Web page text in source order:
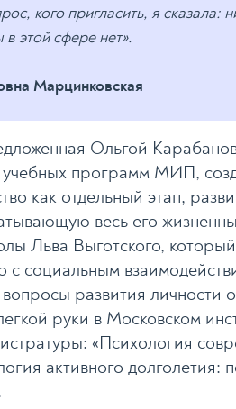
кого пригласить, я сказала:
этой сфере нет».
Марцинковская
Ольгой
программ МИП,
как отдельный этап,
весь его
Льва Выготского,
с социальным
вопросы развития личности
руки в Московском
«Психология
активного долголетия: